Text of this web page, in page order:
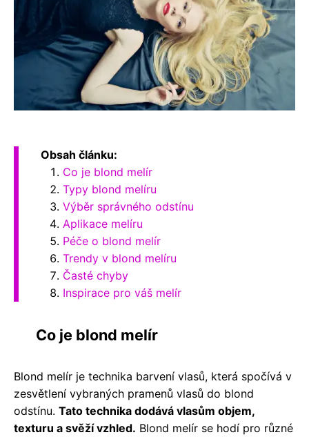
Obsah článku:
Co je blond melír
Typy blond melíru
Výběr správného odstínu
Aplikace melíru
Péče o blond melír
Trendy v blond melíru
Časté chyby
Inspirace pro váš melír
Co je blond melír
Blond melír je technika barvení vlasů, která spočívá v
zesvětlení vybraných pramenů vlasů do blond
odstínu. Tato technika dodává vlasům objem,
texturu a svěží vzhled. Blond melír se hodí pro různé